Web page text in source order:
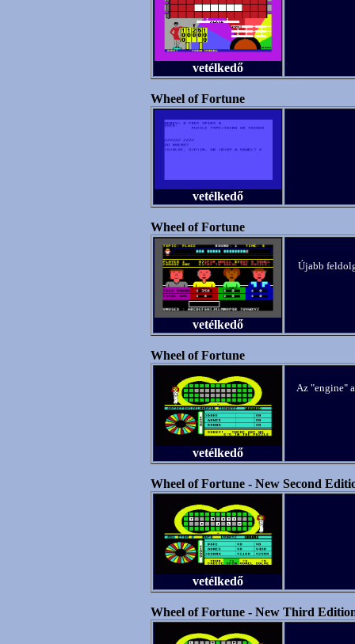
vetélkedő
Wheel of Fortune
vetélkedő
Wheel of Fortune
vetélkedő
Újabb
Wheel of Fortune
vetélkedő
Az "engine"
Wheel of Fortune - New Second
vetélkedő
Wheel of Fortune - New Third